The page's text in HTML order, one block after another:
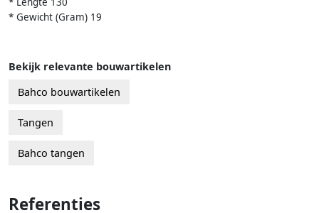
* Gewicht (Gram) 19
Bekijk relevante bouwartikelen
Bahco bouwartikelen
Tangen
Bahco tangen
Referenties